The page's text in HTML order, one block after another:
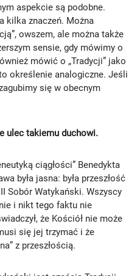
aspekcie są podobne.
kilka znaczeń. Można
owszem, ale można także
sensie, gdy mówimy o
mówić o „Tradycji” jako
określenie analogiczne. Jeśli
się w obecnym
ulec takiemu duchowi.
ciągłości” Benedykta
była jasna: była przeszłość
Sobór Watykański. Wszyscy
i nikt tego faktu nie
że Kościół nie może
się jej trzymać i że
z przeszłością.